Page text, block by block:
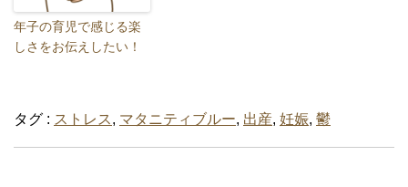
年子の育児で感じる楽
しさをお伝えしたい！
タグ : ストレス, マタニティブルー, 出産, 妊娠, 鬱